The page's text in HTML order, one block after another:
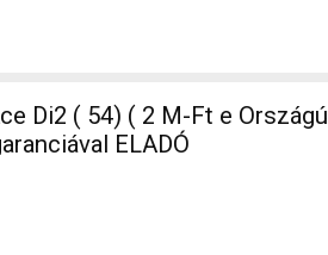
Di2 ( 54) ( 2 M-Ft e
ELADÓ